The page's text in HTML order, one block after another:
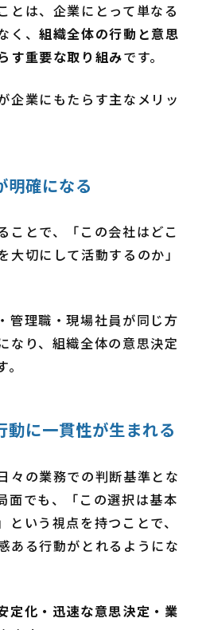
とは、企業にとって単なる
く、組織全体の行動と意思
す重要な取り組みです。
企業にもたらす主なメリッ
明確になる
ことで、「この会社はどこ
大切にして活動するのか」
管理職・現場社員が同じ方
なり、組織全体の意思決定
に一貫性が生まれる
々の業務での判断基準とな
面でも、「この選択は基本
いう視点を持つことで、
ある行動がとれるようにな
定化・迅速な意思決定・業